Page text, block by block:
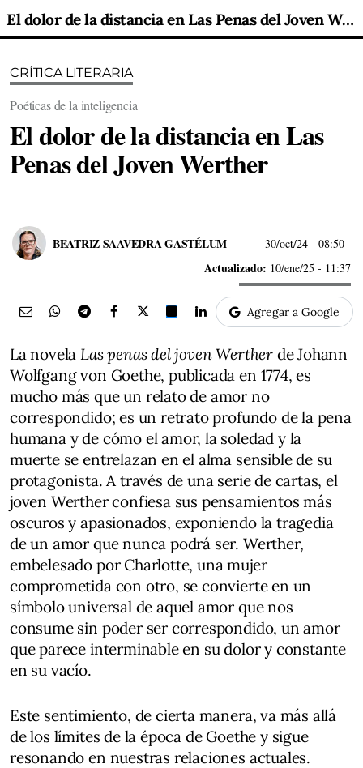
El dolor de la distancia en Las Penas del Joven Werther
CRÍTICA LITERARIA
Poéticas de la inteligencia
El dolor de la distancia en Las
Penas del Joven Werther
BEATRIZ SAAVEDRA GASTÉLUM 30/oct/24 - 08:50
Actualizado: 10/ene/25 - 11:37
Agregar a Google
La novelaLas penas del joven Werther de Johann
Wolfgang von Goethe, publicada en 1774, es
mucho más que un relato de amor no
correspondido; es un retrato profundo de la pena
humana y de cómo el amor, la soledad y la
muerte se entrelazan en el alma sensible de su
protagonista. A través de una serie de cartas, el
joven Werther confiesa sus pensamientos más
oscuros y apasionados, exponiendo la tragedia
de un amor que nunca podrá ser. Werther,
embelesado por Charlotte, una mujer
comprometida con otro, se convierte en un
símbolo universal de aquel amor que nos
consume sin poder ser correspondido, un amor
que parece interminable en su dolor y constante
en su vacío.
Este sentimiento, de cierta manera, va más allá
de los límites de la época de Goethe y sigue
resonando en nuestras relaciones actuales.